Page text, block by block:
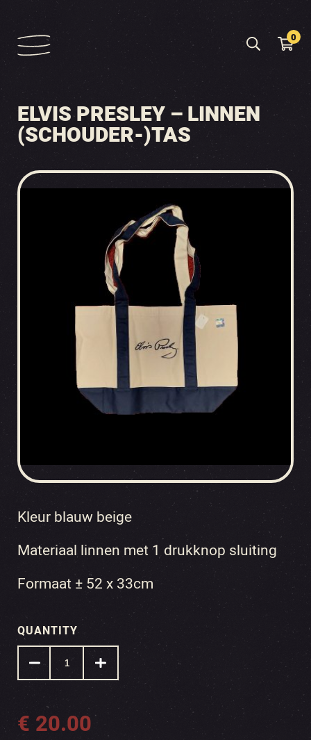
0
ELVIS PRESLEY – LINNEN
(SCHOUDER-)TAS
Kleur blauw beige
Materiaal linnen met 1 drukknop sluiting
Formaat ± 52 x 33cm
QUANTITY
€ 20.00